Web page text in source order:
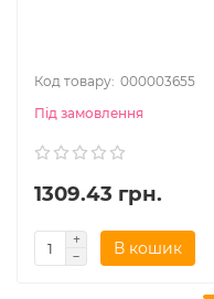
000003655
Під замовлення
1309.43 грн.
В кошик